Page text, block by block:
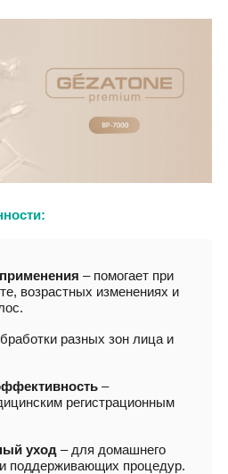
– помогает при
возрастных изменениях и
разных зон лица и
–
регистрационным
уход – для домашнего
поддерживающих процедур.